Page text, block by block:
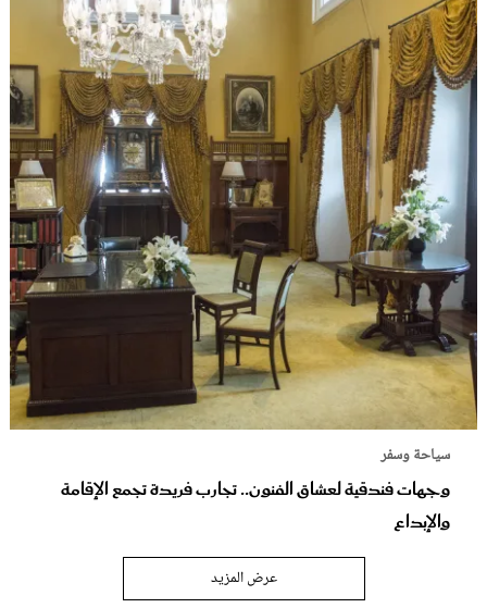
سياحة وسفر
وجهات فندقية لعشاق الفنون.. تجارب فريدة تجمع الإقامة
والإبداع
عرض المزيد